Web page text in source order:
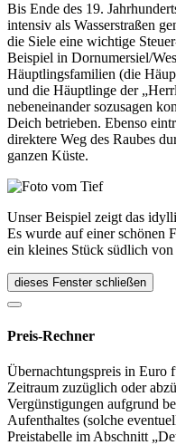
Bis Ende des 19.
intensiv als Wasserstraßen
die Siele eine wichtige
Beispiel in Dornumersiel/
Häuptlingsfamilien (die
und die Häuptlinge der
nebeneinander sozusagen
Deich betrieben. Ebenso
direktere Weg des Raubes
ganzen Küste.
Unser Beispiel zeigt das
Es wurde auf einer schönen
ein kleines Stück südlich
dieses Fenster schließen
Preis-Rechner
Übernachtungspreis in Euro
Zeitraum zuzüglich oder
Vergünstigungen aufgrund
Aufenthaltes (solche
Preistabelle im Abschnitt